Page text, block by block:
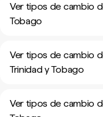
Ver tipos de cambio
Tobago
Ver tipos de cambio
Trinidad y Tobago
Ver tipos de cambio